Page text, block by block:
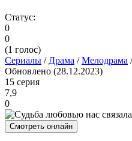
Статус:
0
0
(1 голос)
Сериалы / Драма /Мелодрама
Обновлено (28.12.2023)
15 серия
7,9
0
Смотреть онлайн